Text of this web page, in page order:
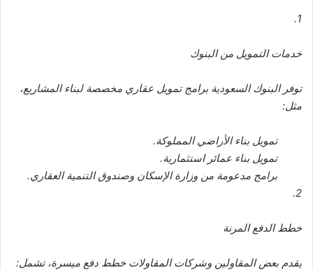
1.
خدمات التمويل من البنوك
توفر البنوك السعودية برامج تمويل عقاري مخصصة لبناء المشاريع،
مثل:
تمويل بناء الأراضي المملوكة.
تمويل بناء عمائر استثمارية.
برامج مدعومة من وزارة الإسكان وصندوق التنمية العقاري.
2.
خطط الدفع المرنة
يقدم بعض المقاولين وشركات المقاولات خطط دفع ميسرة، تشمل: